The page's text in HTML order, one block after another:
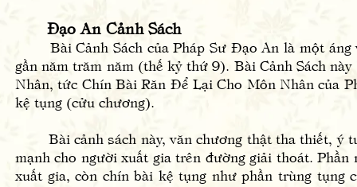
Đạo An Cảnh Sách
Bài Cảnh Sách của Pháp Sư Đạo An là một áng
gần năm trăm năm (thế kỷ thứ 9). Bài Cảnh Sách
Nhân, tức Chín Bài Răn Để Lại Cho Môn Nhân của
kệ tụng (cửu chương).
Bài cảnh sách này, văn chương thật tha thiết, ý
mạnh cho người xuất gia trên đường giải thoát.
xuất gia, còn chín bài kệ tụng như phần trùng